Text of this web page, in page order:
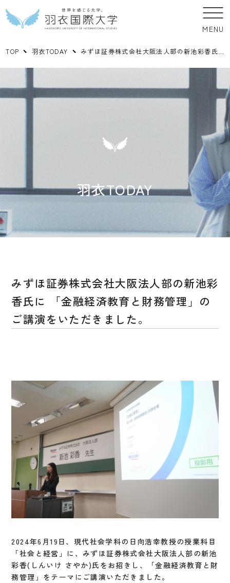
MENU
TOP 羽衣TODAY みずほ証券株式会社大阪法人部の新池彩香氏に 「金融経済教育と財務管理」のご講演をいただきました。
羽衣TODAY
みずほ証券株式会社大阪法人部の新池彩
香氏に 「金融経済教育と財務管理」の
ご講演をいただきました。
2024年6月19日、現代社会学科の日向浩幸教授の授業科目
「社会と経営」に、みずほ証券株式会社大阪法人部の新池
彩香(しんいけ さやか)氏をお招きし、「金融経済教育と財
務管理」をテーマにご講演いただきました。